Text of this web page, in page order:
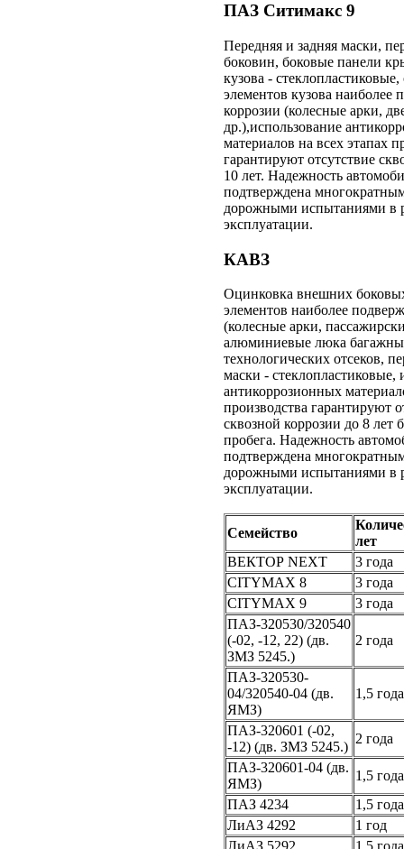
ПАЗ Ситимакс 9
Передняя и задняя маски,
боковин, боковые панели
кузова -
элементов кузова наиболее
коррозии (колесные арки,
др.),использование
материалов на всех этапах
гарантируют отсутствие
10 лет. Надежность
подтверждена
дорожными испытаниями в
эксплуатации.
КАВЗ
Оцинковка внешних
элементов наиболее
(колесные арки,
алюминиевые люка
технологических отсеков,
маски - стеклопластиковые,
антикоррозионных
производства гарантируют
сквозной коррозии до 8 лет
пробега. Надежность
подтверждена
дорожными испытаниями в
эксплуатации.
Семейство
лет
ВЕКТОР NEXT
3 года
CITYMAX 8
3 года
CITYMAX 9
3 года
ПАЗ-320530/320540
(-02, -12, 22) (дв.
ЗМЗ 5245.)
2 года
ПАЗ-320530-
04/320540-04 (дв.
ЯМЗ)
1,5 года
ПАЗ-320601 (-02,
-12) (дв. ЗМЗ 5245.)
2 года
ПАЗ-320601-04 (дв.
ЯМЗ)
1,5 года
ПАЗ 4234
1,5 года
ЛиАЗ 4292
1 год